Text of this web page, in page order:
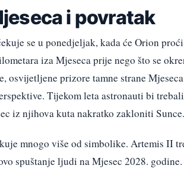
i povratak
se u ponedjeljak, kada će Orion
iza Mjeseca prije nego što se
osvijetljene prizore tamne strane
Tijekom leta astronauti bi
iz njihova kuta nakratko zakloniti Sunce.
mnogo više od simbolike. Artemis II
spuštanje ljudi na Mjesec 2028.